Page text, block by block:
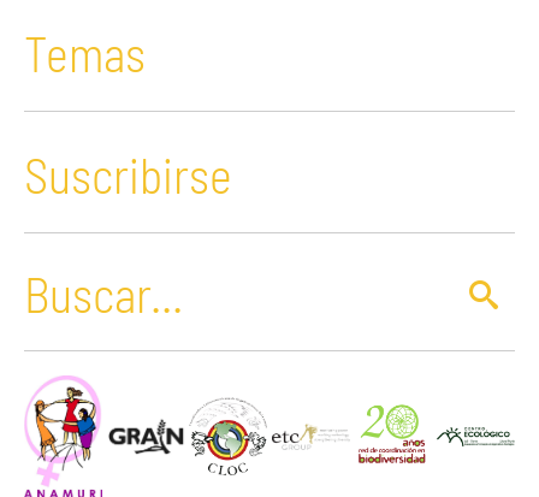
Temas
Suscribirse